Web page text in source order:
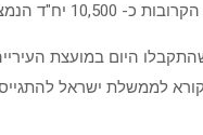
היום במועצת
לממשלת ישראל